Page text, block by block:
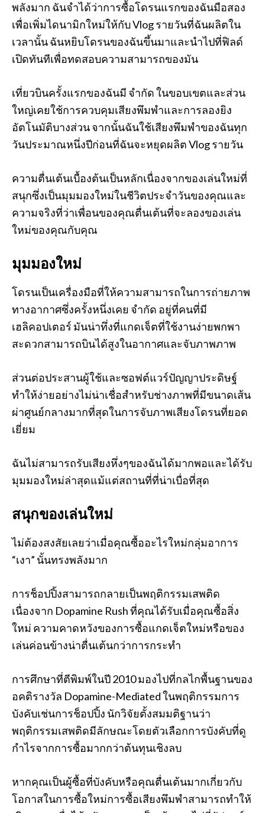
พลังมาก ฉันจำได้ว่าการซื้อโดรนแรกของฉันมือสอง
เพื่อเพิ่มไดนามิกใหม่ให้กับ Vlog รายวันที่ฉันผลิตใน
เวลานั้น ฉันหยิบโดรนของฉันขึ้นมาและนำไปที่ฟิลด์
เปิดทันทีเพื่อทดสอบความสามารถของมัน
เที่ยวบินครั้งแรกของฉันมี จำกัด ในขอบเขตและส่วน
ใหญ่เคยใช้การควบคุมเสียงพึมพำและการลองยิง
อัตโนมัติบางส่วน จากนั้นฉันใช้เสียงพึมพำของฉันทุก
วันประมาณหนึ่งปีก่อนที่ฉันจะหยุดผลิต Vlog รายวัน
ความตื่นเต้นเบื้องต้นเป็นหลักเนื่องจากของเล่นใหม่ที่
สนุกซึ่งเป็นมุมมองใหม่ในชีวิตประจำวันของคุณและ
ความจริงที่ว่าเพื่อนของคุณตื่นเต้นที่จะลองของเล่น
ใหม่ของคุณกับคุณ
มุมมองใหม่
โดรนเป็นเครื่องมือที่ให้ความสามารถในการถ่ายภาพ
ทางอากาศซึ่งครั้งหนึ่งเคย จำกัด อยู่ที่คนที่มี
เฮลิคอปเตอร์ มันน่าทึ่งที่แกดเจ็ตที่ใช้งานง่ายพกพา
สะดวกสามารถบินได้สูงในอากาศและจับภาพภาพ
ส่วนต่อประสานผู้ใช้และซอฟต์แวร์ปัญญาประดิษฐ์
ทำให้ง่ายอย่างไม่น่าเชื่อสำหรับช่างภาพที่มีขนาดเส้น
ผ่าศูนย์กลางมากที่สุดในการจับภาพเสียงโดรนที่ยอด
เยี่ยม
ฉันไม่สามารถรับเสียงหึ่งๆของฉันได้มากพอและได้รับ
มุมมองใหม่ล่าสุดแม้แต่สถานที่ที่น่าเบื่อที่สุด
สนุกของเล่นใหม่
ไม่ต้องสงสัยเลยว่าเมื่อคุณซื้ออะไรใหม่กลุ่มอาการ
“เงา” นั้นทรงพลังมาก
การช็อปปิ้งสามารถกลายเป็นพฤติกรรมเสพติด
เนื่องจาก Dopamine Rush ที่คุณได้รับเมื่อคุณซื้อสิ่ง
ใหม่ ความคาดหวังของการซื้อแกดเจ็ตใหม่หรือของ
เล่นค่อนข้างน่าตื่นเต้นกว่าการกระทำ
การศึกษาที่ตีพิมพ์ในปี 2010 มองไปที่กลไกพื้นฐานของ
อคติรางวัล Dopamine-Mediated ในพฤติกรรมการ
บังคับเช่นการช็อปปิ้ง นักวิจัยตั้งสมมติฐานว่า
พฤติกรรมเสพติดมีลักษณะโดยตัวเลือกการบังคับที่ดู
กำไรจากการซื้อมากกว่าต้นทุนเชิงลบ
หากคุณเป็นผู้ซื้อที่บังคับหรือคุณตื่นเต้นมากเกี่ยวกับ
โอกาสในการซื้อใหม่การซื้อเสียงพึมพำสามารถทำให้